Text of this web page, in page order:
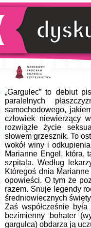
„Gargulec” to debiut
paralelnych
samochodowego,
człowiek niewierzący
rozwiązłe życie
słowem grzesznik. To
wokół winy i
Marianne Engel, która,
szpitala. Według
Któregoś dnia
opowieści. O tym że
razem. Snuje legendy
średniowiecznych
Zaś współcześnie
bezimienny bohater
gargulca) obdarza ją